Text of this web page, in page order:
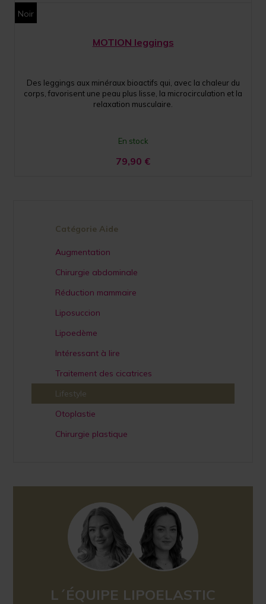
Noir
MOTION leggings
Des leggings aux minéraux bioactifs qui, avec la chaleur du
corps, favorisent une peau plus lisse, la microcirculation et la
relaxation musculaire.
En stock
79,90 €
Catégorie Aide
Augmentation
Chirurgie abdominale
Réduction mammaire
Liposuccion
Lipoedème
Intéressant à lire
Traitement des cicatrices
Lifestyle
Otoplastie
Chirurgie plastique
L´ÉQUIPE LIPOELASTIC